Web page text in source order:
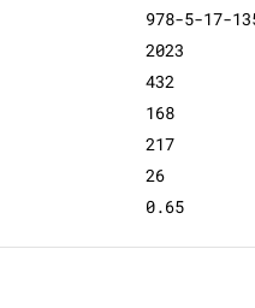
978-5-17-
2023
432
168
217
26
0.65